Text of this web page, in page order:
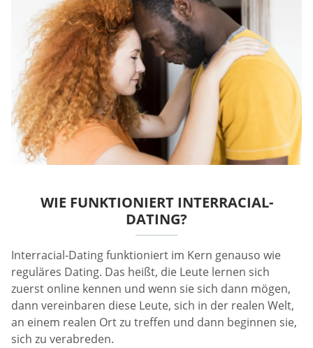
WIE FUNKTIONIERT INTERRACIAL-
DATING?
Interracial-Dating funktioniert im Kern genauso wie
reguläres Dating. Das heißt, die Leute lernen sich
zuerst online kennen und wenn sie sich dann mögen,
dann vereinbaren diese Leute, sich in der realen Welt,
an einem realen Ort zu treffen und dann beginnen sie,
sich zu verabreden.